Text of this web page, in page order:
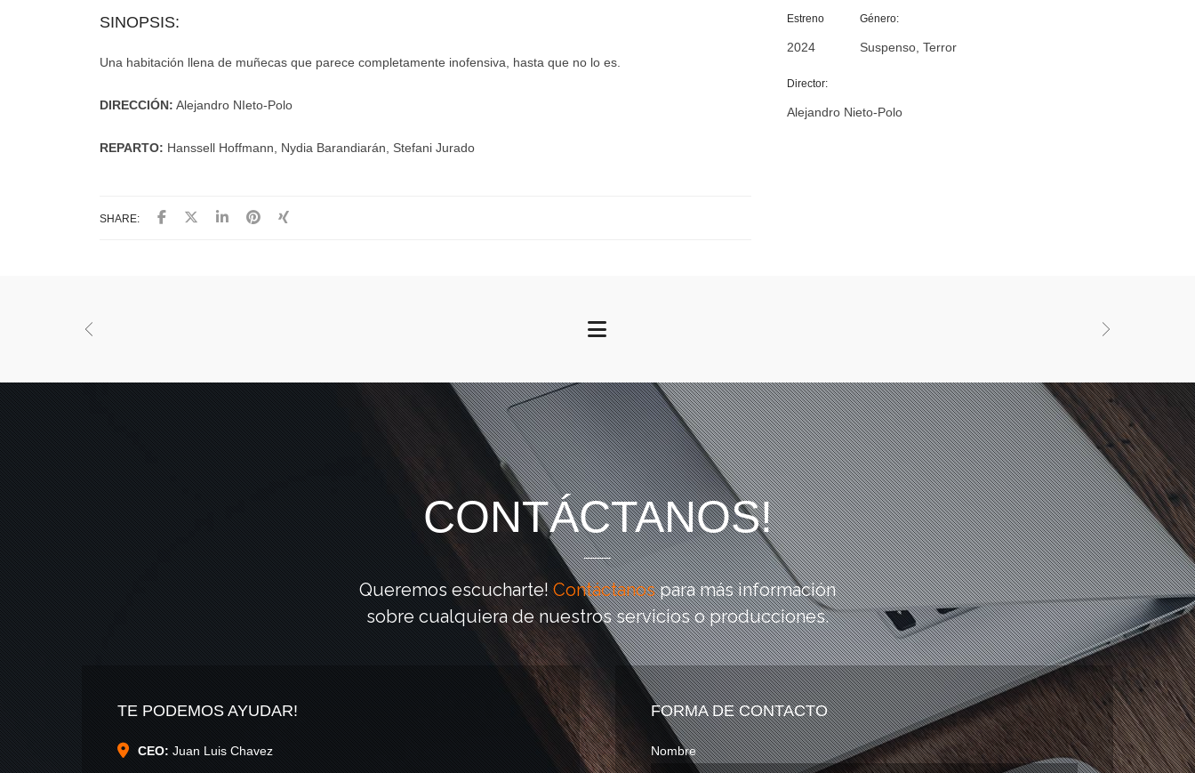
SINOPSIS:
Una habitación llena de muñecas que parece completamente inofensiva, hasta que no lo es.
DIRECCIÓN: Alejandro NIeto-Polo
REPARTO: Hanssell Hoffmann, Nydia Barandiarán, Stefani Jurado
SHARE:
Estreno
2024
Género:
Suspenso, Terror
Director:
Alejandro Nieto-Polo
CONTÁCTANOS!
Queremos escucharte!Contáctanospara más información
sobre cualquiera de nuestros servicios o producciones.
TE PODEMOS AYUDAR!
CEO: Juan Luis Chavez
FORMA DE CONTACTO
Nombre